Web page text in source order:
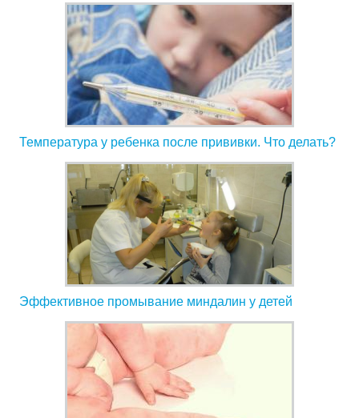
Температура у ребенка после прививки. Что делать?
Эффективное промывание миндалин у детей